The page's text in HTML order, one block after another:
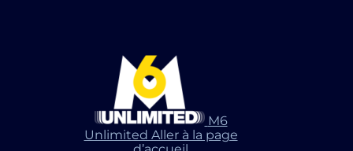
M6
Unlimited Aller à la page